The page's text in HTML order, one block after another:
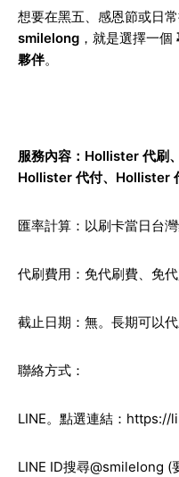
想要在黑五、感恩節或日
smilelong ，就是選擇一個
夥伴。
服務內容：Hollister 代刷
Hollister 代付、Hollister
匯率計算：以刷卡當日台
代刷費用：免代刷費、免
截止日期：無。長期可以
聯絡方式：
LINE。點選連結： https://
LINE ID搜尋@smilelong (